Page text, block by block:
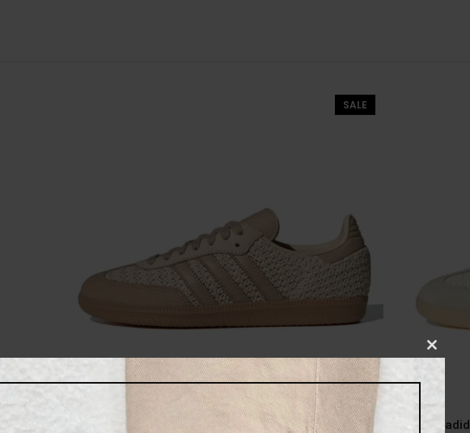
SALE
adidas Samba OG Sand Strata Magic Beige
CLOSE
MODULE